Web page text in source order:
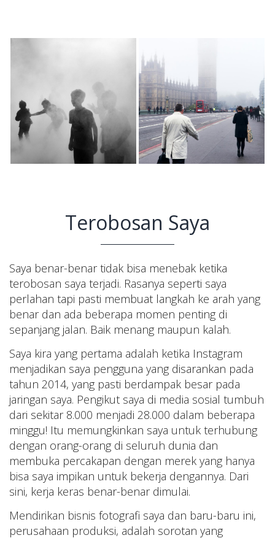
Terobosan Saya
Saya benar-benar tidak bisa menebak ketika
terobosan saya terjadi. Rasanya seperti saya
perlahan tapi pasti membuat langkah ke arah yang
benar dan ada beberapa momen penting di
sepanjang jalan. Baik menang maupun kalah.
Saya kira yang pertama adalah ketika Instagram
menjadikan saya pengguna yang disarankan pada
tahun 2014, yang pasti berdampak besar pada
jaringan saya. Pengikut saya di media sosial tumbuh
dari sekitar 8.000 menjadi 28.000 dalam beberapa
minggu! Itu memungkinkan saya untuk terhubung
dengan orang-orang di seluruh dunia dan
membuka percakapan dengan merek yang hanya
bisa saya impikan untuk bekerja dengannya. Dari
sini, kerja keras benar-benar dimulai.
Mendirikan bisnis fotografi saya dan baru-baru ini,
perusahaan produksi, adalah sorotan yang